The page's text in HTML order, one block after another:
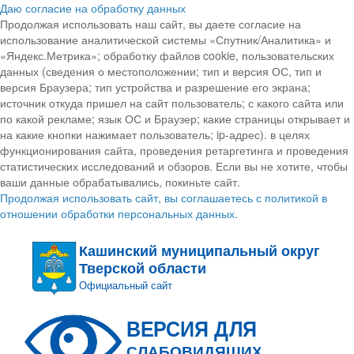
Даю согласие на обработку данных
Продолжая использовать наш сайт, вы даете согласие на
использование аналитической системы «Спутник/Аналитика» и
«Яндекс.Метрика»; обработку файлов cookie, пользовательских
данных (сведения о местоположении; тип и версия ОС, тип и
версия Браузера; тип устройства и разрешение его экрана;
источник откуда пришел на сайт пользователь; с какого сайта или
по какой рекламе; язык ОС и Браузер; какие страницы открывает и
на какие кнопки нажимает пользователь; ip-адрес). в целях
функционирования сайта, проведения ретаргетинга и проведения
статистических исследований и обзоров. Если вы не хотите, чтобы
ваши данные обрабатывались, покиньте сайт.
Продолжая использовать сайт, вы соглашаетесь с политикой в
отношении обработки персональных данных.